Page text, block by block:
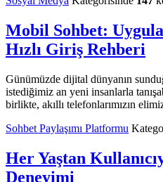
Mobil Sohbet:
Hızlı Giriş Rehberi
Günümüzde dijital dünyanın
istediğimiz an yeni insanlarla
birlikte, akıllı telefonlarımızın
Sohbet Paylaşımı Platformu
Her Yaştan
Deneyimi